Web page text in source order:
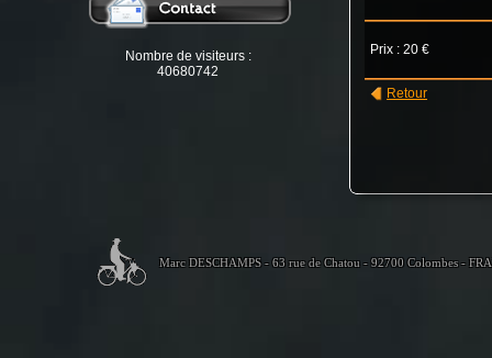
Nombre de visiteurs :
40680742
Prix : 20 €
Retour
Marc DESCHAMPS - 63 rue de Chatou - 92700 Colombes -